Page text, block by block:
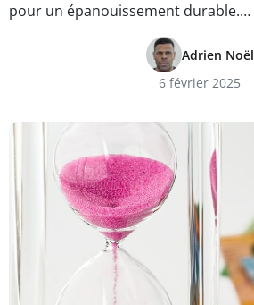
pour un épanouissement durable.…
Adrien Noël
6 février 2025